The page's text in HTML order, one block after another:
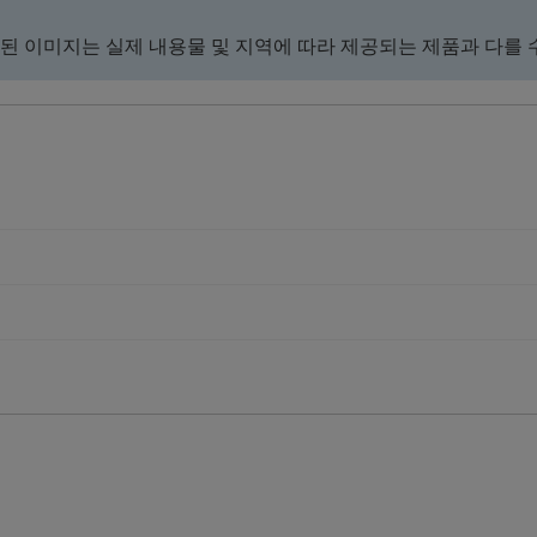
이미지는 실제 내용물 및 지역에 따라 제공되는 제품과 다를